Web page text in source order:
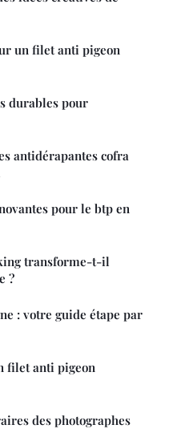
un filet anti pigeon
durables pour
antidérapantes cofra
pour le btp en
transforme-t-il
?
: votre guide étape par
filet anti pigeon
des photographes